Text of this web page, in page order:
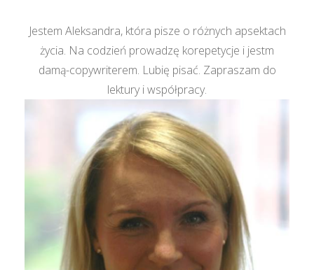
Jestem Aleksandra, która pisze o różnych apsektach
życia. Na codzień prowadzę korepetycje i jestm
damą-copywriterem. Lubię pisać. Zapraszam do
lektury i współpracy.